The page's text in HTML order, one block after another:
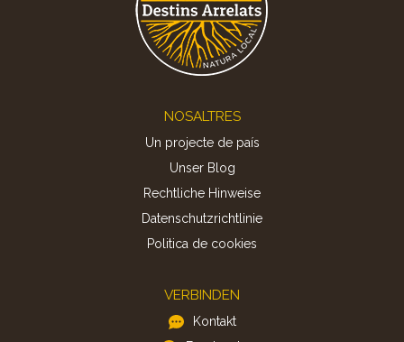
NOSALTRES
Un projecte de país
Unser Blog
Rechtliche Hinweise
Datenschutzrichtlinie
Politica de cookies
VERBINDEN
Kontakt